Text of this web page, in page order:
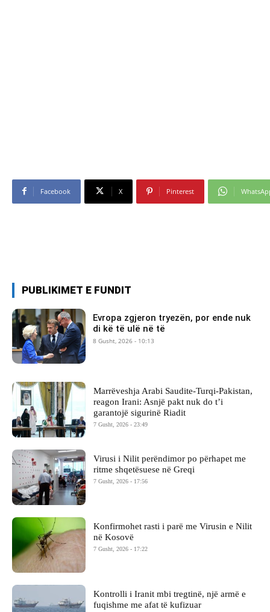
Facebook X Pinterest
PUBLIKIMET E FUNDIT
Evropa zgjeron tryezën, por ende nuk
di kë të ulë në të
8 Gusht, 2026 - 10:13
Marrëveshja Arabi Saudite-Turqi-Pakistan,
reagon Irani: Asnjë pakt nuk do t’i
garantojë sigurinë Riadit
7 Gusht, 2026 - 23:49
Virusi i Nilit perëndimor po përhapet me
ritme shqetësuese në Greqi
7 Gusht, 2026 - 17:56
Konfirmohet rasti i parë me Virusin e Nilit
në Kosovë
7 Gusht, 2026 - 17:22
Kontrolli i Iranit mbi tregtinë, një armë e
fuqishme me afat të kufizuar